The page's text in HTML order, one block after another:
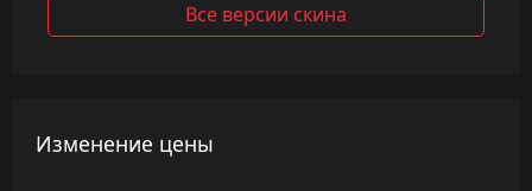
Все версии скина
Изменение цены